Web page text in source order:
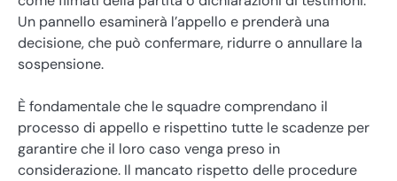
Un pannello esaminerà l’appello e prenderà una
decisione, che può confermare, ridurre o annullare la
sospensione.
È fondamentale che le squadre comprendano il
processo di appello e rispettino tutte le scadenze per
garantire che il loro caso venga preso in
considerazione. Il mancato rispetto delle procedure